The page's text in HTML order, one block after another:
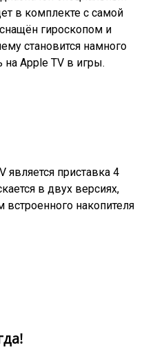
в комплекте с самой
гироскопом и
становится намного
на Apple TV в игры.
приставка 4
в двух версиях,
накопителя